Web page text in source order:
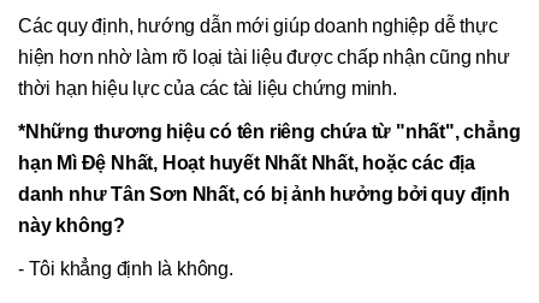
Các quy định, hướng dẫn mới giúp doanh nghiệp dễ thực
hiện hơn nhờ làm rõ loại tài liệu được chấp nhận cũng như
thời hạn hiệu lực của các tài liệu chứng minh.
*Những thương hiệu có tên riêng chứa từ "nhất", chẳng
hạn Mì Đệ Nhất, Hoạt huyết Nhất Nhất, hoặc các địa
danh như Tân Sơn Nhất, có bị ảnh hưởng bởi quy định
này không?
- Tôi khẳng định là không.